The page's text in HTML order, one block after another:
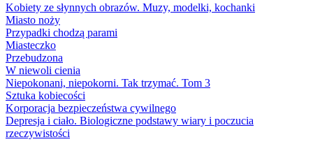
Kobiety ze słynnych obrazów. Muzy, modelki, kochanki
Miasto noży
Przypadki chodzą parami
Miasteczko
Przebudzona
W niewoli cienia
Niepokonani, niepokorni. Tak trzymać. Tom 3
Sztuka kobiecości
Korporacja bezpieczeństwa cywilnego
Depresja i ciało. Biologiczne podstawy wiary i poczucia
rzeczywistości